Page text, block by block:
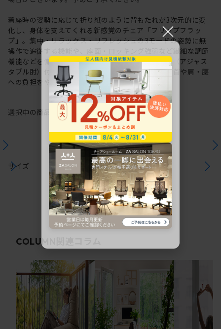
着座時の姿勢に応じて折り紙のように背もたれが3次元的に変
化し、身体を支えてくれる新感覚のチェア「フリップフラッ
プ」。集中・リラックス・リフレッシュの3モードの姿勢に無
操作で追従する機能や、座面・ロッキング強弱など繊細な調節
機能などを備えた充実のタスクチェアです。可動肘（アジャス
タブル肘）付タイプは長時間のパソコン作業による首や肩・腰
への負担をやわらげます。
選択中の商品情報 注意事項
サイズ
COLUMN
×